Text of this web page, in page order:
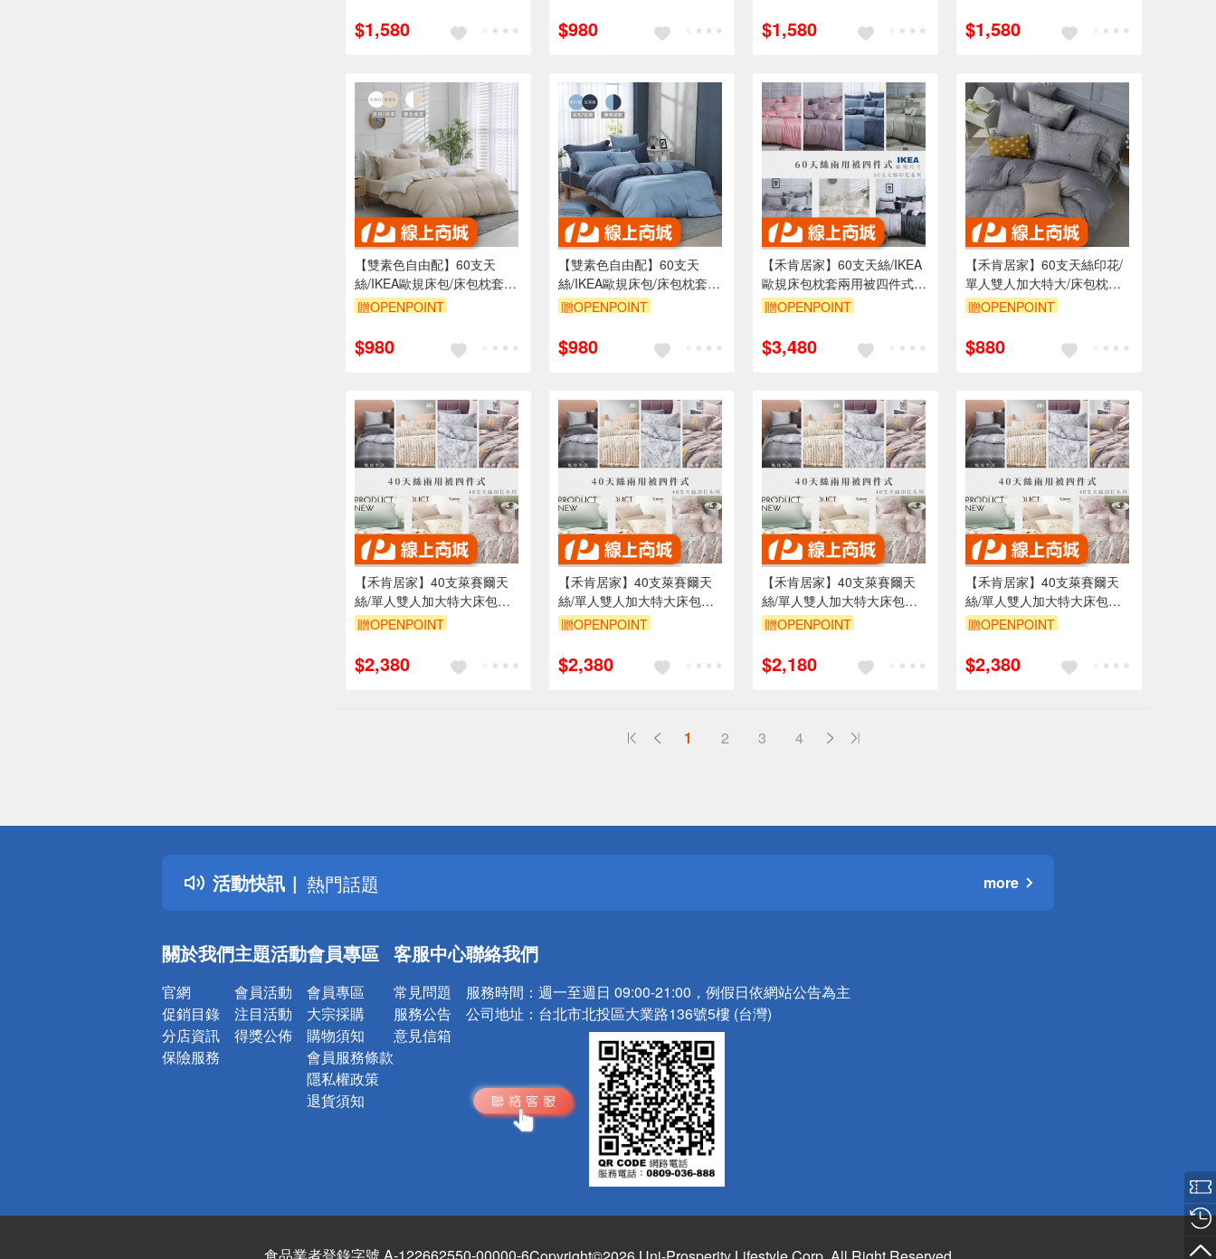
$1,580 $980 $1,580 $1,580
【雙素色自由配】60支天
絲/IKEA歐規床包/床包枕套被
套/牛奶燕麥/0650/MIT台灣製/
贈OPENPOINT
$980
【雙素色自由配】60支天
絲/IKEA歐規床包/床包枕套被
套/蘇打迷霧/0653/MIT台灣製/
贈OPENPOINT
$980
【禾肯居家】60支天絲/IKEA
歐規床包枕套兩用被四件式/
素色系列
贈OPENPOINT
$3,480
【禾肯居家】60支天絲印花/
單人雙人加大特大/床包枕套
被套自由配/花枝雀
贈OPENPOINT
$880
【禾肯居家】40支萊賽爾天
絲/單人雙人加大特大床包枕
套兩用被套四件式/可客製尺
氣/多款花色
贈OPENPOINT
$2,380
【禾肯居家】40支萊賽爾天
絲/單人雙人加大特大床包枕
套兩用被套四件式/可客製尺
氣/多款花色
贈OPENPOINT
$2,380
【禾肯居家】40支萊賽爾天
絲/單人雙人加大特大床包枕
套兩用被套四件式/可客製尺
氣/多款花色
贈OPENPOINT
$2,180
【禾肯居家】40支萊賽爾天
絲/單人雙人加大特大床包枕
套兩用被套四件式/可客製尺
氣/多款花色
贈OPENPOINT
$2,380
1 2 3 4
活動快訊
詐騙網頁！請小心！
得獎公告
熱門話題
銀行優惠
詐騙網頁！請小心！
more
關於我們
官網
促銷目錄
分店資訊
保險服務
主題活動
會員活動
注目活動
得獎公佈
會員專區
會員專區
大宗採購
購物須知
會員服務條款
隱私權政策
退貨須知
客服中心
常見問題
服務公告
意見信箱
聯絡我們
服務時間： 週一至週日 09:00-21:00，例假日依網站公告為主
公司地址： 台北市北投區大業路136號5樓 (台灣)